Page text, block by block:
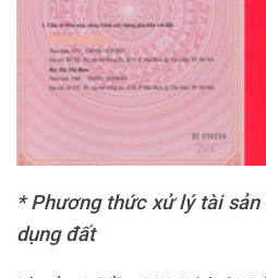
* Phương thức xử lý tài
dụng đất